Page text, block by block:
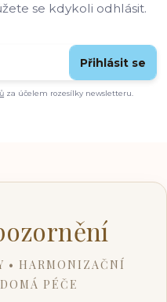
se kdykoli odhlásit.
Přihlásit se
za účelem rozesílky newsletteru.
• HARMONIZAČNÍ
PÉČE